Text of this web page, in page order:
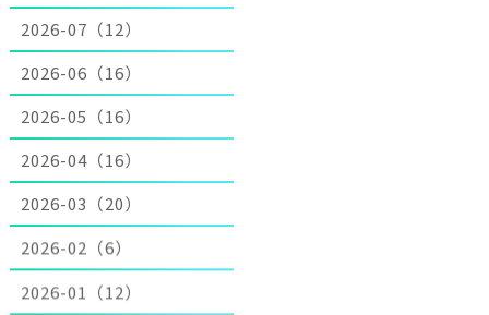
2026-07（12）
2026-06（16）
2026-05（16）
2026-04（16）
2026-03（20）
2026-02（6）
2026-01（12）